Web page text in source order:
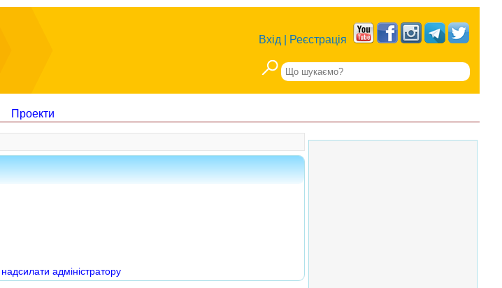
Вхід Реєстрація
Проекти
надсилати адміністратору